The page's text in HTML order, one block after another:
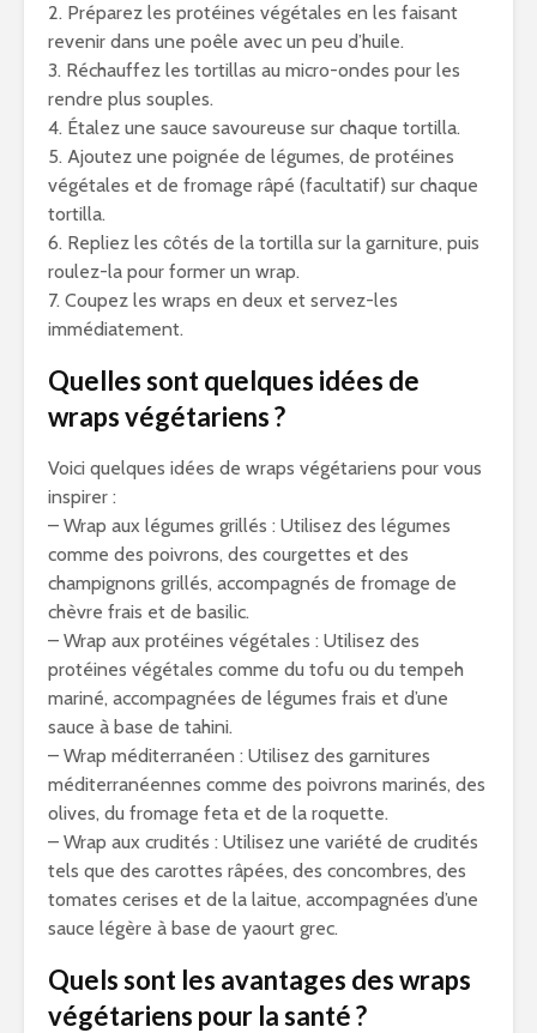
2. Préparez les protéines végétales en les faisant
revenir dans une poêle avec un peu d’huile.
3. Réchauffez les tortillas au micro-ondes pour les
rendre plus souples.
4. Étalez une sauce savoureuse sur chaque tortilla.
5. Ajoutez une poignée de légumes, de protéines
végétales et de fromage râpé (facultatif) sur chaque
tortilla.
6. Repliez les côtés de la tortilla sur la garniture, puis
roulez-la pour former un wrap.
7. Coupez les wraps en deux et servez-les
immédiatement.
Quelles sont quelques idées de
wraps végétariens ?
Voici quelques idées de wraps végétariens pour vous
inspirer :
– Wrap aux légumes grillés : Utilisez des légumes
comme des poivrons, des courgettes et des
champignons grillés, accompagnés de fromage de
chèvre frais et de basilic.
– Wrap aux protéines végétales : Utilisez des
protéines végétales comme du tofu ou du tempeh
mariné, accompagnées de légumes frais et d’une
sauce à base de tahini.
– Wrap méditerranéen : Utilisez des garnitures
méditerranéennes comme des poivrons marinés, des
olives, du fromage feta et de la roquette.
– Wrap aux crudités : Utilisez une variété de crudités
tels que des carottes râpées, des concombres, des
tomates cerises et de la laitue, accompagnées d’une
sauce légère à base de yaourt grec.
Quels sont les avantages des wraps
végétariens pour la santé ?